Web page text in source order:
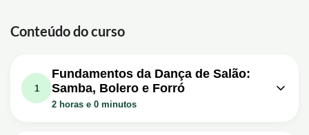
Conteúdo do curso
1
Fundamentos da Dança de Salão:
Samba, Bolero e Forró
2 horas e 0 minutos